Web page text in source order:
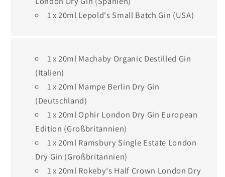
1 x 20ml Lepold's Small Batch Gin (USA)
1 x 20ml Machaby Organic Destilled Gin
(Italien)
1 x 20ml Mampe Berlin Dry Gin
(Deutschland)
1 x 20ml Ophir London Dry Gin European
Edition (Großbritannien)
1 x 20ml Ramsbury Single Estate London
Dry Gin (Großbritannien)
1 x 20ml Rokeby's Half Crown London Dry